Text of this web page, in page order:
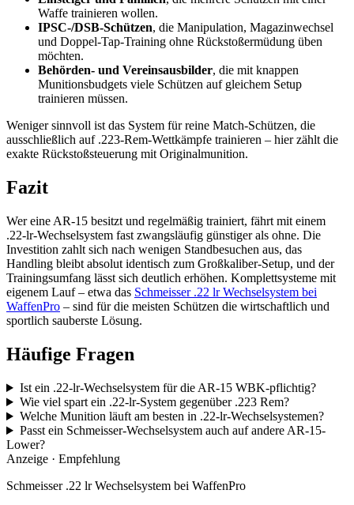
Waffe trainieren wollen.
IPSC-/DSB-Schützen, die Manipulation, Magazinwechsel
und Doppel-Tap-Training ohne Rückstoßermüdung üben
möchten.
Behörden- und Vereinsausbilder, die mit knappen
Munitionsbudgets viele Schützen auf gleichem Setup
trainieren müssen.
Weniger sinnvoll ist das System für reine Match-Schützen, die
ausschließlich auf .223-Rem-Wettkämpfe trainieren – hier zählt die
exakte Rückstoßsteuerung mit Originalmunition.
Fazit
Wer eine AR-15 besitzt und regelmäßig trainiert, fährt mit einem
.22-lr-Wechselsystem fast zwangsläufig günstiger als ohne. Die
Investition zahlt sich nach wenigen Standbesuchen aus, das
Handling bleibt absolut identisch zum Großkaliber-Setup, und der
Trainingsumfang lässt sich deutlich erhöhen. Komplettsysteme mit
eigenem Lauf – etwa das Schmeisser .22 lr Wechselsystem bei
WaffenPro – sind für die meisten Schützen die wirtschaftlich und
sportlich sauberste Lösung.
Häufige Fragen
Ist ein .22-lr-Wechselsystem für die AR-15 WBK-pflichtig?
Wie viel spart ein .22-lr-System gegenüber .223 Rem?
Welche Munition läuft am besten in .22-lr-Wechselsystemen?
Passt ein Schmeisser-Wechselsystem auch auf andere AR-15-
Lower?
Anzeige · Empfehlung
Schmeisser .22 lr Wechselsystem bei WaffenPro